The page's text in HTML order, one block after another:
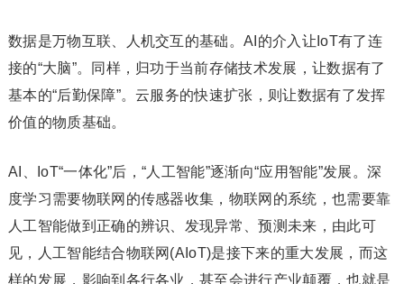
数据是万物互联、人机交互的基础。AI的介入让IoT有了连
接的“大脑”。同样，归功于当前存储技术发展，让数据有了
基本的“后勤保障”。云服务的快速扩张，则让数据有了发挥
价值的物质基础。
AI、IoT“一体化”后，“人工智能”逐渐向“应用智能”发展。深
度学习需要物联网的传感器收集，物联网的系统，也需要靠
人工智能做到正确的辨识、发现异常、预测未来，由此可
见，人工智能结合物联网(AIoT)是接下来的重大发展，而这
样的发展，影响到各行各业，甚至会进行产业颠覆，也就是